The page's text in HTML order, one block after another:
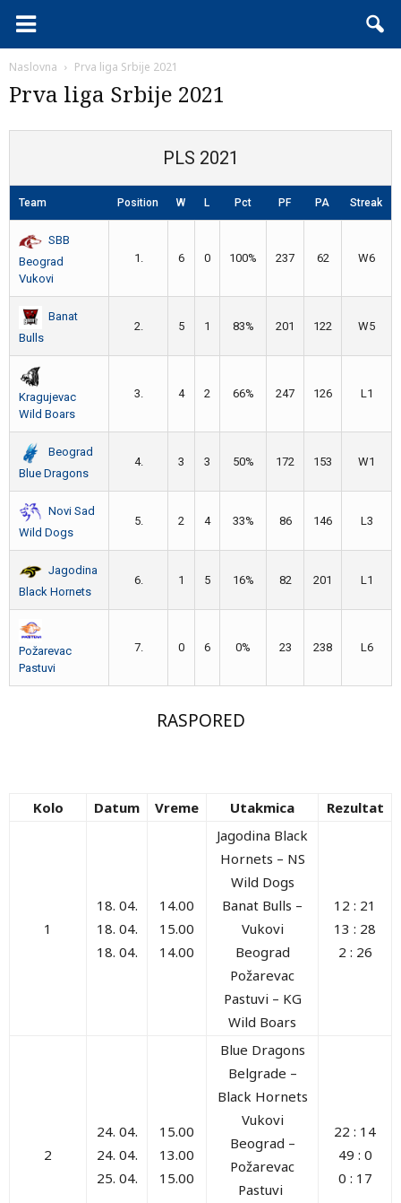
Naslovna Prva liga Srbije 2021
Prva liga Srbije 2021
PLS 2021
Team Position W L Pct PF PA Streak
SBB
Beograd
Vukovi
1. 6 0 100% 237 62 W6
Banat
Bulls
2. 5 1 83% 201 122 W5
Kragujevac
Wild Boars
3. 4 2 66% 247 126 L1
Beograd
Blue Dragons
4. 3 3 50% 172 153 W1
Novi Sad
Wild Dogs
5. 2 4 33% 86 146 L3
Jagodina
Black Hornets
6. 1 5 16% 82 201 L1
Požarevac
Pastuvi
7. 0 6 0% 23 238 L6
RASPORED
Kolo Datum Vreme Utakmica Rezultat
1
18. 04.
18. 04.
18. 04.
14.00
15.00
14.00
Jagodina Black
Hornets – NS
Wild Dogs
Banat Bulls –
Vukovi
Beograd
Požarevac
Pastuvi – KG
Wild Boars
12 : 21
13 : 28
2 : 26
2
24. 04.
24. 04.
25. 04.
15.00
13.00
15.00
Blue Dragons
Belgrade –
Black Hornets
Vukovi
Beograd –
Požarevac
Pastuvi
22 : 14
49 : 0
0 : 17